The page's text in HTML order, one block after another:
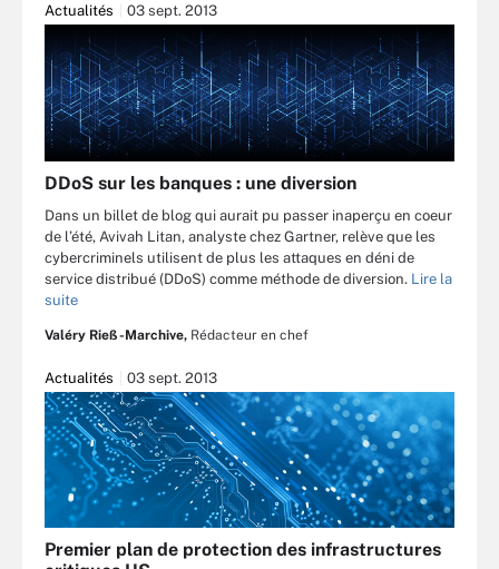
Actualités 03 sept. 2013
DDoS sur les banques : une diversion
Dans un billet de blog qui aurait pu passer inaperçu en coeur
de l’été, Avivah Litan, analyste chez Gartner, relève que les
cybercriminels utilisent de plus les attaques en déni de
service distribué (DDoS) comme méthode de diversion. Lire la
suite
Valéry Rieß-Marchive, Rédacteur en chef
Actualités 03 sept. 2013
Premier plan de protection des infrastructures